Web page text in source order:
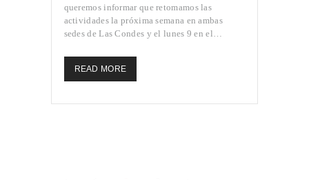
queremos informar que retomamos las
actividades la próxima semana en ambas
sedes de Las Condes y el lunes 9 en el…
READ MORE